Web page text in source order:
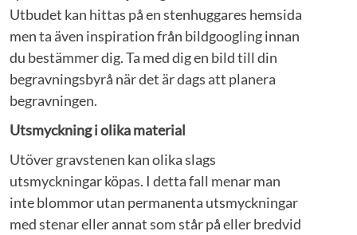
Utbudet kan hittas på en stenhuggares hemsida
men ta även inspiration från bildgoogling innan
du bestämmer dig. Ta med dig en bild till din
begravningsbyrå när det är dags att planera
begravningen.
Utsmyckning i olika material
Utöver gravstenen kan olika slags
utsmyckningar köpas. I detta fall menar man
inte blommor utan permanenta utsmyckningar
med stenar eller annat som står på eller bredvid